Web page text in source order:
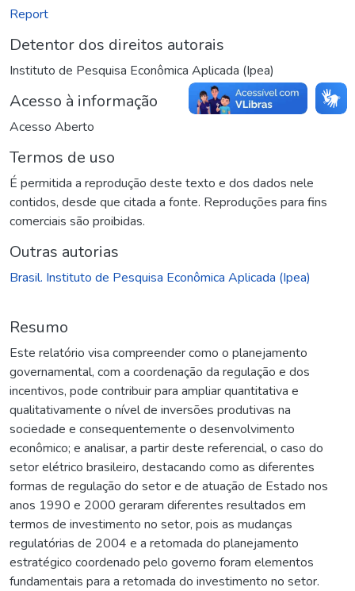
Report
Detentor dos direitos autorais
Instituto de Pesquisa Econômica Aplicada (Ipea)
Acesso à informação
Acesso Aberto
Termos de uso
É permitida a reprodução deste texto e dos dados nele
contidos, desde que citada a fonte. Reproduções para fins
comerciais são proibidas.
Outras autorias
Brasil. Instituto de Pesquisa Econômica Aplicada (Ipea)
Resumo
Este relatório visa compreender como o planejamento
governamental, com a coordenação da regulação e dos
incentivos, pode contribuir para ampliar quantitativa e
qualitativamente o nível de inversões produtivas na
sociedade e consequentemente o desenvolvimento
econômico; e analisar, a partir deste referencial, o caso do
setor elétrico brasileiro, destacando como as diferentes
formas de regulação do setor e de atuação de Estado nos
anos 1990 e 2000 geraram diferentes resultados em
termos de investimento no setor, pois as mudanças
regulatórias de 2004 e a retomada do planejamento
estratégico coordenado pelo governo foram elementos
fundamentais para a retomada do investimento no setor.